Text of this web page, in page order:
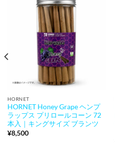
HORNET
HORNET Honey Grape ヘンプ
ラップス プリロールコーン 72
本入｜キングサイズ ブランツ
¥8,500